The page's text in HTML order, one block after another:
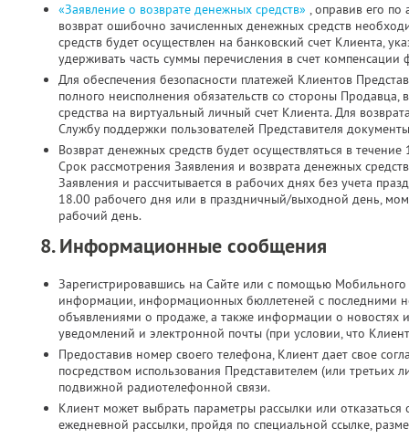
«Заявление о возврате денежных средств» , оправив его
возврат ошибочно зачисленных денежных средств
средств будет осуществлен на банковский счет Клиента,
удерживать часть суммы перечисления в счет компенсации
Для обеспечения безопасности платежей Клиентов
полного неисполнения обязательств со стороны
средства на виртуальный личный счет Клиента. Для
Службу поддержки пользователей Представителя
Возврат денежных средств будет осуществляться в
Срок рассмотрения Заявления и возврата денежных
Заявления и рассчитывается в рабочих днях без учета
18.00 рабочего дня или в праздничный/выходной день,
рабочий день.
8. Информационные сообщения
Зарегистрировавшись на Сайте или с помощью
информации, информационных бюллетеней с последними
объявлениями о продаже, а также информации о новостях
уведомлений и электронной почты (при условии, что
Предоставив номер своего телефона, Клиент дает свое
посредством использования Представителем (или
подвижной радиотелефонной связи.​
Клиент может выбрать параметры рассылки или
ежедневной рассылки, пройдя по специальной ссылке,